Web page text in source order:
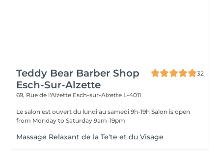
Teddy Bear Barber Shop
Esch-Sur-Alzette
32
69, Rue de l'Alzette Esch-sur-Alzette L-4011
Le salon est ouvert du lundi au samedi 9h-19h Salon is open
from Monday to Saturday 9am-19pm
Massage Relaxant de la Te'te et du Visage